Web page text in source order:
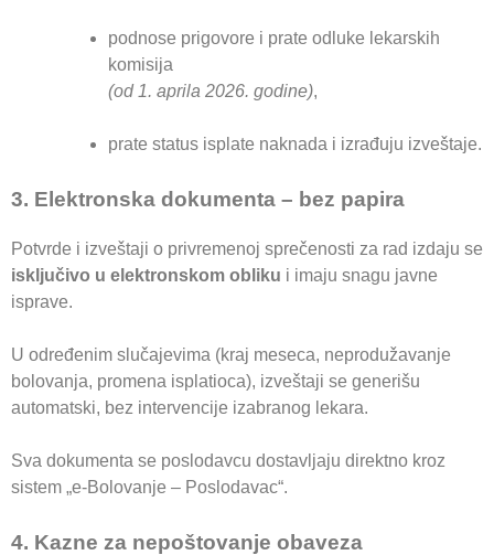
podnose prigovore i prate odluke lekarskih
komisija
(od 1. aprila 2026. godine),
prate status isplate naknada i izrađuju izveštaje.
3. Elektronska dokumenta – bez papira
Potvrde i izveštaji o privremenoj sprečenosti za rad izdaju se
isključivo u elektronskom obliku i imaju snagu javne
isprave.
U određenim slučajevima (kraj meseca, neprodužavanje
bolovanja, promena isplatioca), izveštaji se generišu
automatski, bez intervencije izabranog lekara.
Sva dokumenta se poslodavcu dostavljaju direktno kroz
sistem „e-Bolovanje – Poslodavac“.
4. Kazne za nepoštovanje obaveza